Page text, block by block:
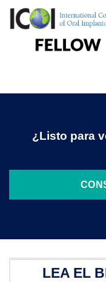
¿Listo para
LEA EL